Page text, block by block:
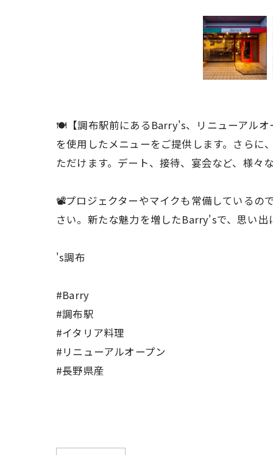
🍽️【調布駅前にあるBarry's、リニューアルオ
を使用したメニューをご提供します。さらに
ただけます。デート、接待、宴会など、様々
📽️プロジェクターやマイクも常備しているの
さい。新たな魅力を増したBarry'sで、思い出
's調布
#Barry
#調布駅
#イタリア料理
#リニューアルオープン
#長野県産